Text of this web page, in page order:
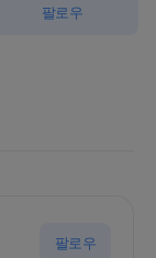
팔로우
팔로우